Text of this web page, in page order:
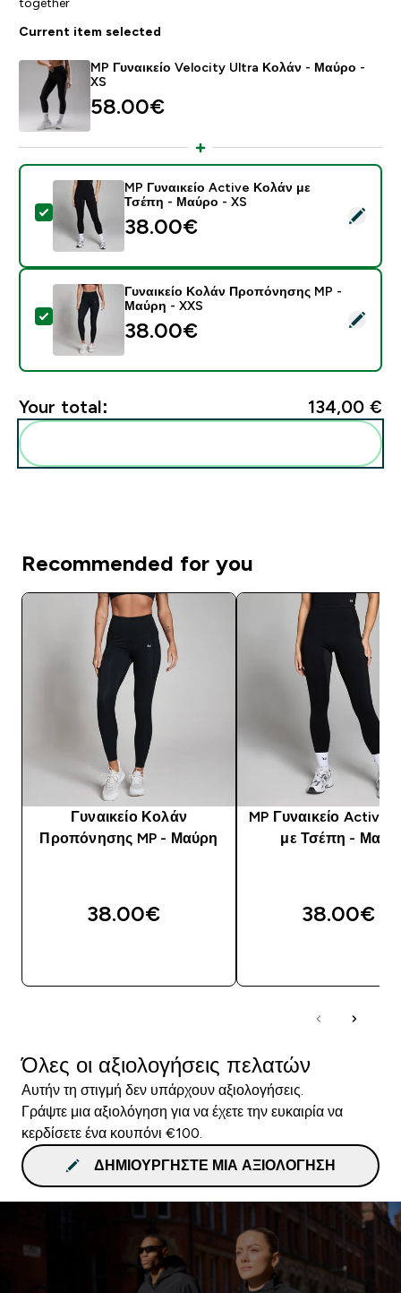
Current item selected
MP Γυναικείο Velocity Ultra Κολάν - Μαύρο -
XS
58.00€‎
Select this product - MP Γυναικείο Active Κολάν με
MP Γυναικείο Active Κολάν με
Τσέπη - Μαύρο - XS
38.00€‎
Select this product - Γυναικείο Κολάν Προπόνησης
Γυναικείο Κολάν Προπόνησης MP -
Μαύρη - XXS
38.00€‎
Your total: 134,00 €‎
Recommended for you
Γυναικείο Κολάν
Προπόνησης MP - Μαύρη
38.00€‎
MP Γυναικείο Active
με Τσέπη -
38.00€‎
Όλες οι αξιολογήσεις πελατών
Αυτήν τη στιγμή δεν υπάρχουν αξιολογήσεις.
Γράψτε μια αξιολόγηση για να έχετε την ευκαιρία να
κερδίσετε ένα κουπόνι €100.
ΔΗΜΙΟΥΡΓΉΣΤΕ ΜΙΑ ΑΞΙΟΛΌΓΗΣΗ